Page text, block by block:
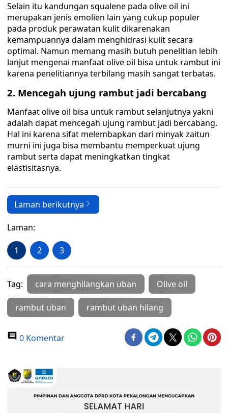
Selain itu kandungan squalene pada olive oil ini
merupakan jenis emolien lain yang cukup populer
pada produk perawatan kulit dikarenakan
kemampuannya dalam menghidrasi kulit secara
optimal. Namun memang masih butuh penelitian lebih
lanjut mengenai manfaat olive oil bisa untuk rambut ini
karena penelitiannya terbilang masih sangat terbatas.
2. Mencegah ujung rambut jadi bercabang
Manfaat olive oil bisa untuk rambut selanjutnya yakni
adalah dapat mencegah ujung rambut jadi bercabang.
Hal ini karena sifat melembapkan dari minyak zaitun
murni ini juga bisa membantu memperkuat ujung
rambut serta dapat meningkatkan tingkat
elastisitasnya.
Laman berikutnya
Laman:
1 2 3
Tag: cara menghilangkan uban Olive oil
rambut uban rambut uban hilang
0 Komentar